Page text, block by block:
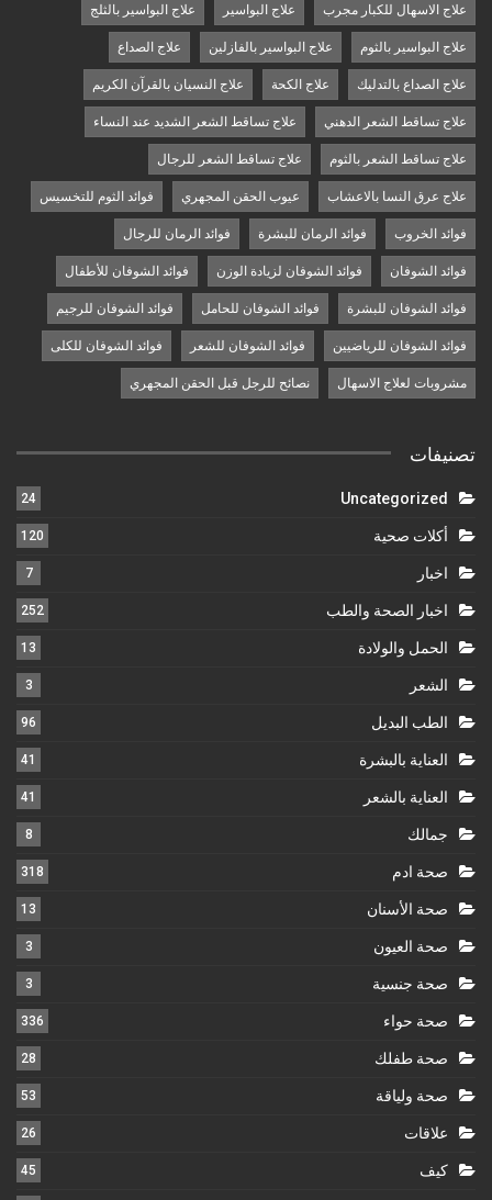
علاج الاسهال للكبار مجرب علاج البواسير علاج البواسير بالثلج
علاج البواسير بالثوم علاج البواسير بالفازلين علاج الصداع
علاج الصداع بالتدليك علاج الكحة علاج النسيان بالقرآن الكريم
علاج تساقط الشعر الدهني علاج تساقط الشعر الشديد عند النساء
علاج تساقط الشعر بالثوم علاج تساقط الشعر للرجال
علاج عرق النسا بالاعشاب عيوب الحقن المجهري فوائد الثوم للتخسيس
فوائد الخروب فوائد الرمان للبشرة فوائد الرمان للرجال
فوائد الشوفان فوائد الشوفان لزيادة الوزن فوائد الشوفان للأطفال
فوائد الشوفان للبشرة فوائد الشوفان للحامل فوائد الشوفان للرجيم
فوائد الشوفان للرياضيين فوائد الشوفان للشعر فوائد الشوفان للكلى
مشروبات لعلاج الاسهال نصائح للرجل قبل الحقن المجهري
تصنيفات
Uncategorized
24
أكلات صحية 120
اخبار 7
اخبار الصحة والطب 252
الحمل والولادة 13
الشعر 3
الطب البديل 96
العناية بالبشرة 41
العناية بالشعر 41
جمالك 8
صحة ادم 318
صحة الأسنان 13
صحة العيون 3
صحة جنسية 3
صحة حواء 336
صحة طفلك 28
صحة ولياقة 53
علاقات 26
كيف 45